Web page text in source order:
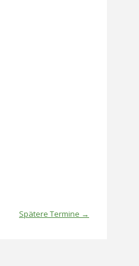
Spätere Termine →